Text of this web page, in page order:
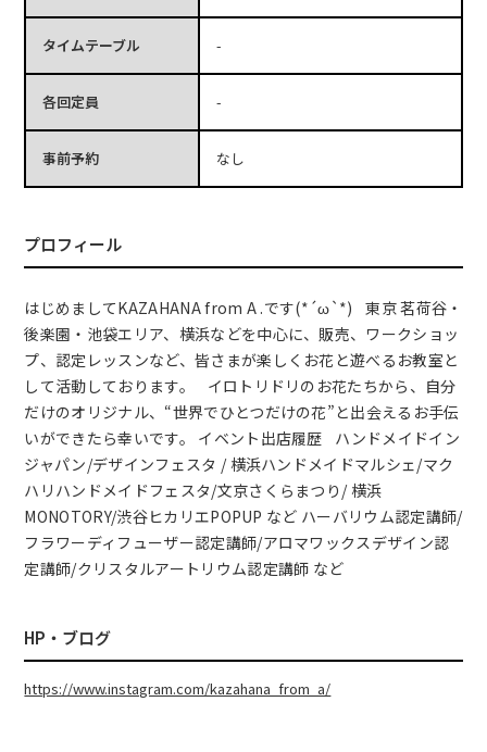
タイムテーブル -
各回定員 -
事前予約 なし
プロフィール
はじめましてKAZAHANA from A .です(*´ω`*) 東京 茗荷谷・
後楽園・池袋エリア、横浜などを中心に、販売、ワークショッ
プ、認定レッスンなど、皆さまが楽しくお花と遊べるお教室と
して活動しております。 イロトリドリのお花たちから、自分
だけのオリジナル、“世界でひとつだけの花”と出会えるお手伝
いができたら幸いです。 イベント出店履歴 ハンドメイドイン
ジャパン/デザインフェスタ / 横浜ハンドメイドマルシェ/マク
ハリハンドメイドフェスタ/文京さくらまつり/ 横浜
MONOTORY/渋谷ヒカリエPOPUP など ハーバリウム認定講師/
フラワーディフューザー認定講師/アロマワックスデザイン認
定講師/クリスタルアートリウム認定講師 など
HP・ブログ
https://www.instagram.com/kazahana_from_a/